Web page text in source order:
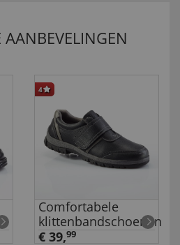
AANBEVELINGEN
4
Comfortabele
klittenbandschoenen
€ 39,99